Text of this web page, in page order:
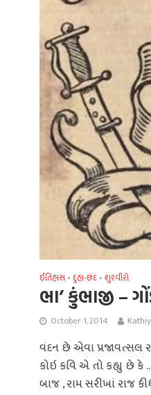
ઈતિહાસ • દુહા-છંદ • શુરવીરો
ભા’ કુંભાજી –
October 1, 2014
વંદન છે એવા પ્રજાવત્સલ
કોઇ કવિ એ તો કહ્યુ છે કે
બાજ , રામ સરીખાં રાજ